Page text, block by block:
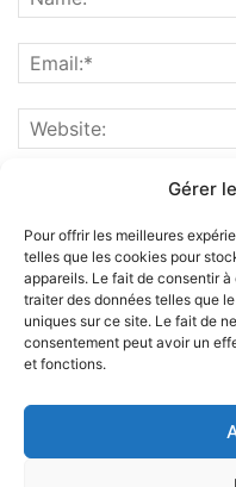
Gérer
Pour offrir les meilleures
telles que les cookies pour
appareils. Le fait de consentir
traiter des données telles que
uniques sur ce site. Le fait de
consentement peut avoir un
et fonctions.